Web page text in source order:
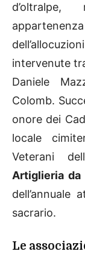
intervenute
Daniele
Colomb.
onore dei
locale
Veterani
Artiglieria da
dell’annuale
sacrario.
Le